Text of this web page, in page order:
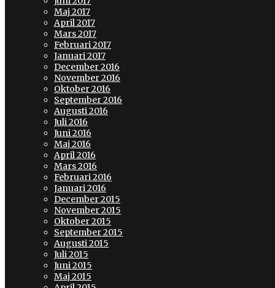
Maj 2017
April 2017
Mars 2017
Februari 2017
Januari 2017
December 2016
November 2016
Oktober 2016
September 2016
Augusti 2016
Juli 2016
Juni 2016
Maj 2016
April 2016
Mars 2016
Februari 2016
Januari 2016
December 2015
November 2015
Oktober 2015
September 2015
Augusti 2015
Juli 2015
Juni 2015
Maj 2015